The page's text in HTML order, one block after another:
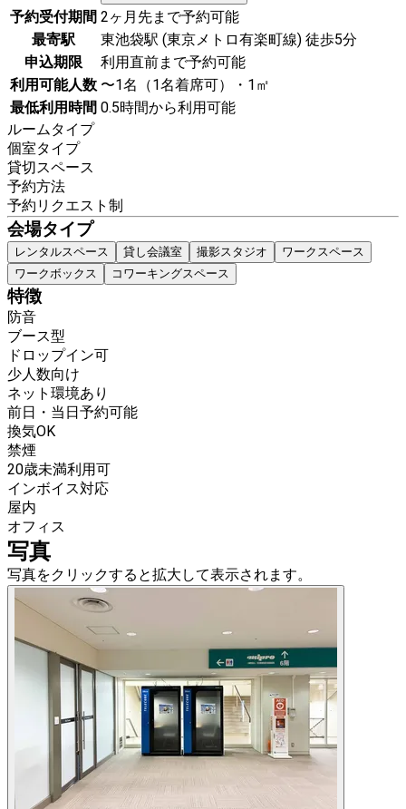
予約受付期間 2ヶ月先まで予約可能
最寄駅
東池袋駅 (東京メトロ有楽町線) 徒歩5分
申込期限
利用直前まで予約可能
利用可能人数 〜1名（1名着席可）・1㎡
最低利用時間 0.5時間から利用可能
ルームタイプ
個室タイプ
貸切スペース
予約方法
予約リクエスト制
会場タイプ
レンタルスペース 貸し会議室 撮影スタジオ
ワークスペース
ワークボックス
コワーキングスペース
特徴
防音
ブース型
ドロップイン可
少人数向け
ネット環境あり
前日・当日予約可能
換気OK
禁煙
20歳未満利用可
インボイス対応
屋内
オフィス
写真
写真をクリックすると拡大して表示されます。